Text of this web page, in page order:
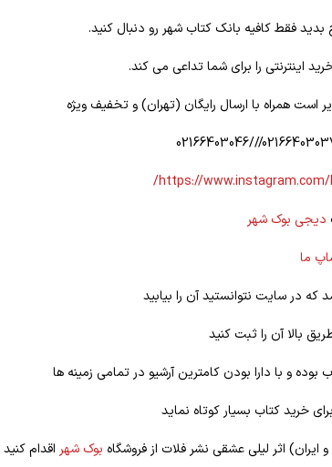
فقط کافیه بانک کتاب شهر رو دنبال کنید.
اینترنتی را برای شما تداعی می کند.
https://www.instagram.com/
دیجی بوک شهر
ما
در سایت نتوانستید آن را بیابید
بالا آن را ثبت کنید
و با دارا بودن کامترین آرشیو در تمامی زمینه ها
خرید کتاب بسیار کوتاه نماید
اثر لیلی عشقی نشر فلات از فروشگاه بوک شهر اقدام کنید